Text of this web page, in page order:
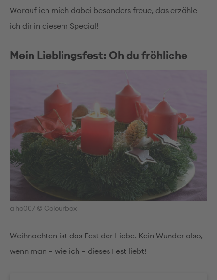
Worauf ich mich dabei besonders freue, das erzähle
ich dir in diesem Special!
Mein Lieblingsfest: Oh du fröhliche
alho007 © Colourbox
Weihnachten ist das Fest der Liebe. Kein Wunder also,
wenn man – wie ich – dieses Fest liebt!